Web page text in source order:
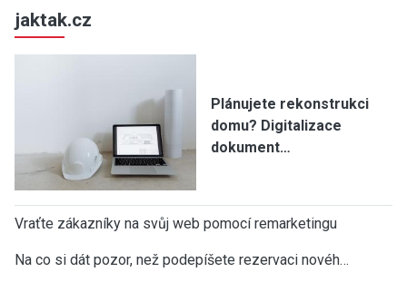
jaktak.cz
Plánujete rekonstrukci
domu? Digitalizace
dokument…
Vraťte zákazníky na svůj web pomocí remarketingu
Na co si dát pozor, než podepíšete rezervaci novéh…